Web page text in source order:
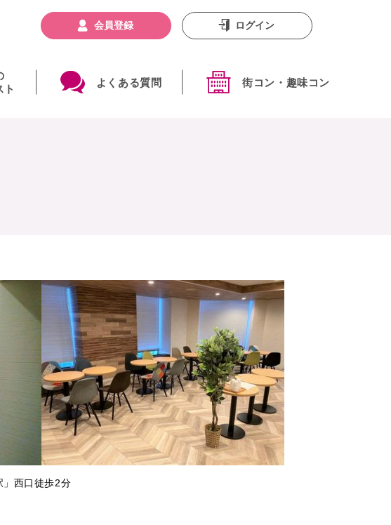
ト
よくある質問 街コン・趣味コン
会員登録 ログイン
」西口徒歩2分